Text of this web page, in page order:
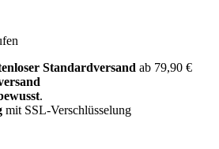
Standardversand ab 79,90 €
.
mit SSL-Verschlüsselung